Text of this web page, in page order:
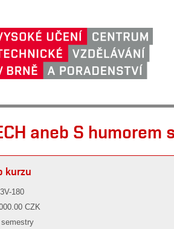
aneb S
kurzu
180
CZK
semestry